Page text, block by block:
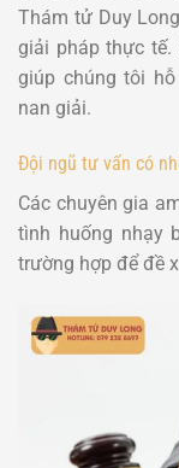
Thám tử Duy
giải pháp thực
giúp chúng tôi
nan giải.
Đội ngũ tư vấn có
Các chuyên gia
tình huống nhạy
trường hợp để đề